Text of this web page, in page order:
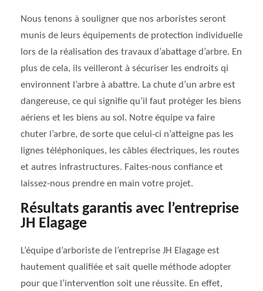
Nous tenons à souligner que nos arboristes seront
munis de leurs équipements de protection individuelle
lors de la réalisation des travaux d’abattage d’arbre. En
plus de cela, ils veilleront à sécuriser les endroits qi
environnent l’arbre à abattre. La chute d’un arbre est
dangereuse, ce qui signifie qu’il faut protéger les biens
aériens et les biens au sol. Notre équipe va faire
chuter l’arbre, de sorte que celui-ci n’atteigne pas les
lignes téléphoniques, les câbles électriques, les routes
et autres infrastructures. Faites-nous confiance et
laissez-nous prendre en main votre projet.
Résultats garantis avec l’entreprise
JH Elagage
L’équipe d’arboriste de l’entreprise JH Elagage est
hautement qualifiée et sait quelle méthode adopter
pour que l’intervention soit une réussite. En effet,